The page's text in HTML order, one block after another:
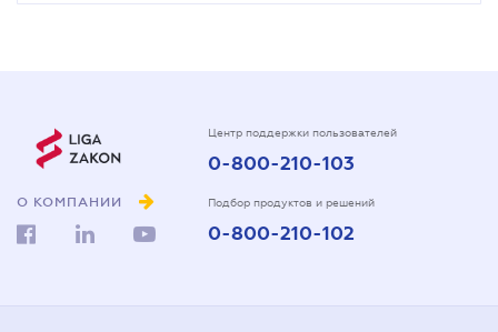
О КОМПАНИИ
Центр поддержки пользователей
0-800-210-103
Подбор продуктов и решений
0-800-210-102